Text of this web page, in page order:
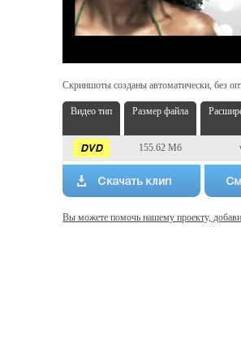
Скриншоты созданы автоматически, без
Видео тип Размер файла
155.62 Мб
Вы можете помочь нашему проекту,